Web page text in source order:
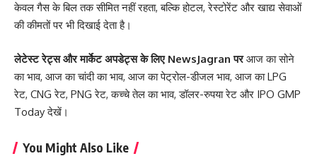
केवल गैस के बिल तक सीमित नहीं रहता, बल्कि होटल, रेस्टोरेंट और खाद्य सेवाओं
की कीमतों पर भी दिखाई देता है।
लेटेस्ट रेट्स और मार्केट अपडेट्स के लिए NewsJagran पर आज का सोने
का भाव, आज का चांदी का भाव, आज का पेट्रोल-डीजल भाव, आज का LPG
रेट, CNG रेट, PNG रेट,कच्चे तेल का भाव,डॉलर-रुपया रेट और IPO GMP
Todayदेखें।
You Might Also Like